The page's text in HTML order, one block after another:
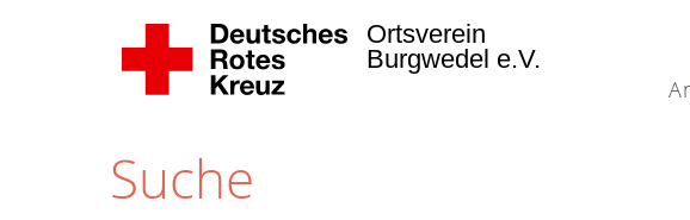
Ortsverein
Burgwedel e.V.
Suche